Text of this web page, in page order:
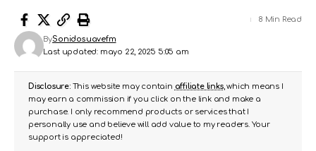
Last updated: mayo 22, 2025 5:05 am
BySonidosuavefm
8 Min Read
Disclosure:This website may contain affiliate links, which means I
may earn a commission if you click on the link and make a
purchase. I only recommend products or services that I
personally use and believe will add value to my readers. Your
support is appreciated!